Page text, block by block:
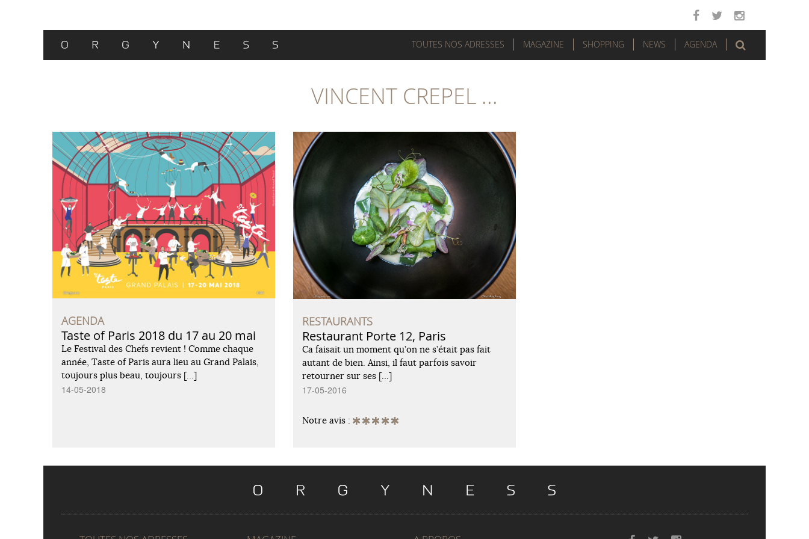
TOUTES NOS ADRESSES MAGAZINE SHOPPING NEWS AGENDA
VINCENT CREPEL ...
AGENDA
Taste of Paris 2018 du 17 au 20 mai
Le Festival des Chefs revient ! Comme chaque
année, Taste of Paris aura lieu au Grand Palais,
toujours plus beau, toujours […]
14-05-2018
RESTAURANTS
Restaurant Porte 12, Paris
Ca faisait un moment qu’on ne s’était pas fait
autant de bien. Ainsi, il faut parfois savoir
retourner sur ses […]
17-05-2016
Notre avis :